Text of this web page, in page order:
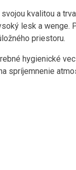
kvalitou a
lesk a wenge.
priestoru.
hygienické
spríjemnenie